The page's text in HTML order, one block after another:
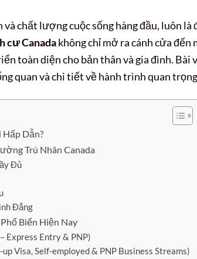
chất lượng cuộc sống hàng đầu, luôn
cư Canadakhông chỉ mở ra cánh cửa
toàn diện cho bản thân và gia đình. Bài
quan và chi tiết về hành trình quan
Hấp Dẫn?
Trú Nhân Canada
Đủ
Đẳng
Biến Hiện Nay
Express Entry & PNP)
Visa, Self-employed & PNP Business Streams)